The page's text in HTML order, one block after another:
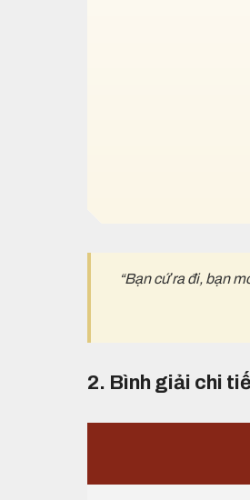
“Bạn cứ ra đi, bạn
2. Bình giải chi